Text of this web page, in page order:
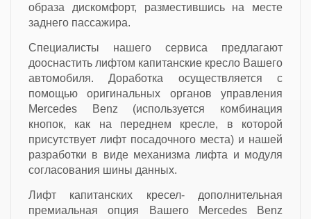
образа дискомфорт, разместившись на месте
заднего пассажира.
Специалисты нашего сервиса предлагают
дооснастить лифтом капитанские кресло Вашего
автомобиля. Доработка осуществляется с
помощью оригинальных органов управления
Mercedes Benz (используется комбинация
кнопок, как на переднем кресле, в которой
присутствует лифт посадочного места) и нашей
разработки в виде механизма лифта и модуля
согласования шины данных.
Лифт капитанских кресел- дополнительная
премиальная опция Вашего Mercedes Benz